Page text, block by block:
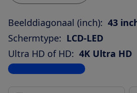
Beelddiagonaal (inch): 43
Schermtype: LCD-LED
Ultra HD of HD: 4K Ultra HD
Bekijk alle specificaties